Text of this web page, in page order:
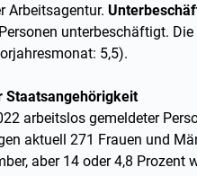
Arbeitsagentur.
unterbeschäftigt.
5,5).
Staatsangehörigkeit
arbeitslos gemeldeter
aktuell 271 Frauen und
aber 14 oder 4,8 Prozent